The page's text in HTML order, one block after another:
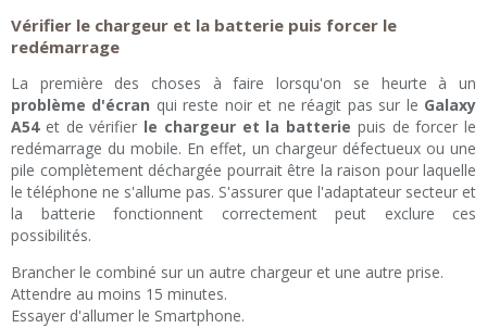
Vérifier le chargeur et la batterie puis forcer le
redémarrage
La première des choses à faire lorsqu'on se heurte à un
problème d'écran qui reste noir et ne réagit pas sur le Galaxy
A54et de vérifier le chargeur et la batterie puis de forcer le
redémarrage du mobile. En effet, un chargeur défectueux ou une
pile complètement déchargée pourrait être la raison pour laquelle
le téléphone ne s'allume pas. S'assurer que l'adaptateur secteur et
la batterie fonctionnent correctement peut exclure ces
possibilités.
Brancher le combiné sur un autre chargeur et une autre prise.
Attendre au moins 15 minutes.
Essayer d'allumer le Smartphone.